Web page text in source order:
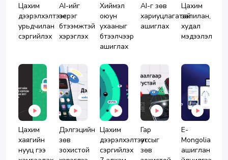
Цахим
дээрэлхэлтээс
урьдчилан
сэргийлэх
AI-ийг
эерэг
бүтээмжтэй
хэрэглэх
Хиймэл
оюун
ухааныг
бүтээлчээр
ашиглах
AI-г зөв
хариуцлагатай
ашиглах
Цахим
залилан,
худал
мэдээлэл
Цахим
хаягийн
нууц үгээ
Дэлгэцийн
зөв
зохистой
Цахим
дээрэлхэлтээс
сэргийлэх
Гар
утсыг
зөв
E-
Mongolia
ашиглан